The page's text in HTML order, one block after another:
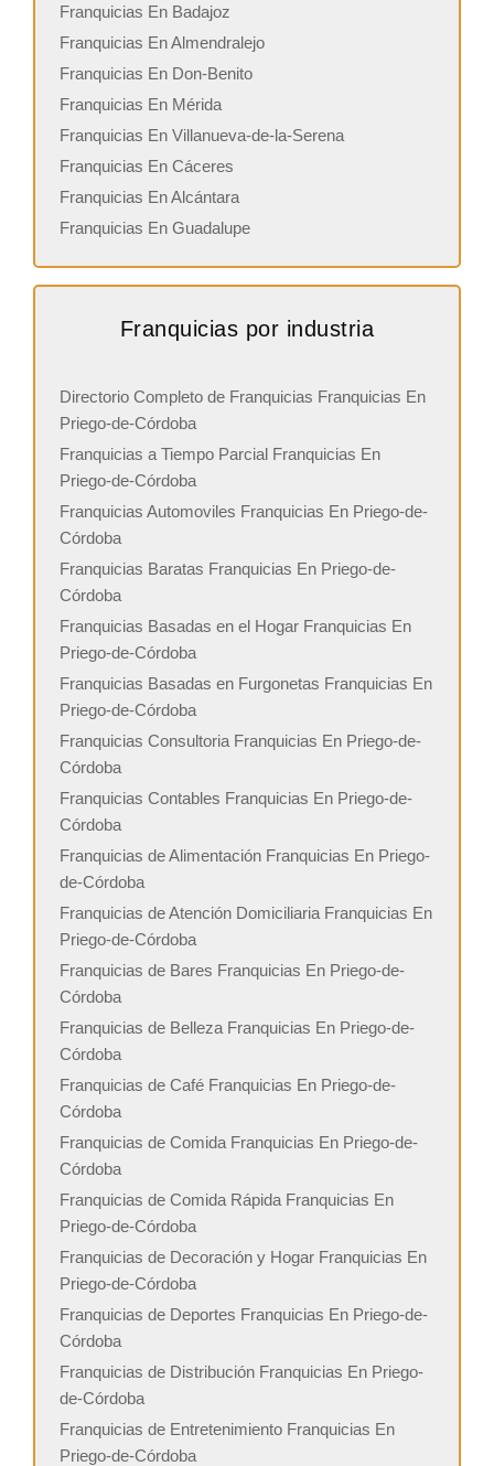
Franquicias En Badajoz
Franquicias En Almendralejo
Franquicias En Don-Benito
Franquicias En Mérida
Franquicias En Villanueva-de-la-Serena
Franquicias En Cáceres
Franquicias En Alcántara
Franquicias En Guadalupe
Franquicias por industria
Directorio Completo de Franquicias Franquicias En
Priego-de-Córdoba
Franquicias a Tiempo Parcial Franquicias En
Priego-de-Córdoba
Franquicias Automoviles Franquicias En Priego-de-
Córdoba
Franquicias Baratas Franquicias En Priego-de-
Córdoba
Franquicias Basadas en el Hogar Franquicias En
Priego-de-Córdoba
Franquicias Basadas en Furgonetas Franquicias En
Priego-de-Córdoba
Franquicias Consultoria Franquicias En Priego-de-
Córdoba
Franquicias Contables Franquicias En Priego-de-
Córdoba
Franquicias de Alimentación Franquicias En Priego-
de-Córdoba
Franquicias de Atención Domiciliaria Franquicias En
Priego-de-Córdoba
Franquicias de Bares Franquicias En Priego-de-
Córdoba
Franquicias de Belleza Franquicias En Priego-de-
Córdoba
Franquicias de Café Franquicias En Priego-de-
Córdoba
Franquicias de Comida Franquicias En Priego-de-
Córdoba
Franquicias de Comida Rápida Franquicias En
Priego-de-Córdoba
Franquicias de Decoración y Hogar Franquicias En
Priego-de-Córdoba
Franquicias de Deportes Franquicias En Priego-de-
Córdoba
Franquicias de Distribución Franquicias En Priego-
de-Córdoba
Franquicias de Entretenimiento Franquicias En
Priego-de-Córdoba